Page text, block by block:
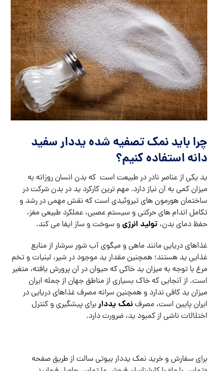
چرا باید نمک تصفیه شده یددار سفید
دانه استفاده کنیم؟
ید یکی از عناصر نادر در طبیعت است که بدن انسان روزانه به
میزان کمی به آن نیاز دارد. مهم ترین کارکرد ید در بدن شرکت در
ساختمان هورمون های تیروئیدی است که نقش مهمی در رشد و
تکامل اندام های حرکتی و سیستم عصبی، عملکرد طبیعی مغز،
حفظ دمای بدن،تولید انرژی و سوخت و ساز ایفا می کند.
غذاهای دریایی مانند ماهی و میگوی آب شور سرشار از منابع
غذایی ید هستند؛ همچنین مقدار ید موجود در شیر، لبنیات و تخم
مرغ با توجه به میزان ید خاکی که حیوان در آن پرورش یافته، متغیر
است. از آنجایی که خاک بسیاری از مناطق جهان از جمله ایران
میزان ید کافی ندارد و همچنین سرانه مصرف غذاهای دریایی در
ایران پایین است، مصرفنمک یدداربرای پیشگیری و کنترل
اختلالات ناشی از کمبود ید، ضرورت دارد.
برای سفارش و خرید نمک یددار بیوتی سالت از طریق صفحه